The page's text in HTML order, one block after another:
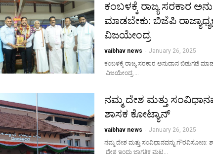
ಕಂಬಳಕ್ಕೆ ರಾಜ್ಯ ಸರಕಾರ
ಮಾಡಬೇಕು: ಬಿಜೆಪಿ
ವಿಜಯೇಂದ್ರ
vaibhav news - January 26, 2025
ಕಂಬಳಕ್ಕೆ ರಾಜ್ಯ ಸರಕಾರ ಅನುದಾನ ಬಿಡುಗಡೆ
ವಿಜಯೇಂದ್ರ …
ನಮ್ಮ ದೇಶ ಮತ್ತು
ಶಾಸಕ ಕೋಟ್ಯಾನ್
vaibhav news - January 26, 2025
ನಮ್ಮ ದೇಶ ಮತ್ತು ಸಂವಿಧಾನವನ್ನು ಗೌರವಿಸೋಣ:
ದೇಶ ಇಂದು ಜಾಗತಿಕ ಮಟ…